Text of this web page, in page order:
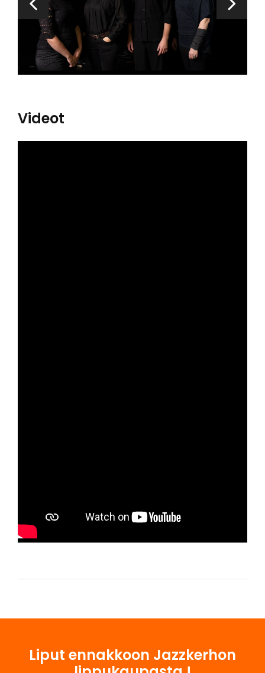
Videot
Liput ennakkoon Jazzkerhon